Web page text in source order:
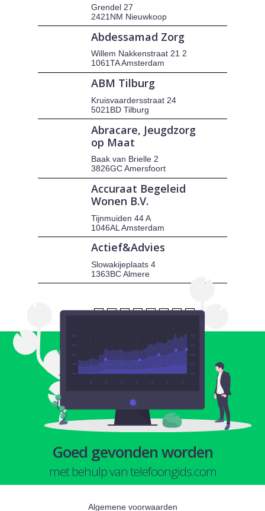
Grendel 27
2421NM Nieuwkoop
Abdessamad Zorg
Willem Nakkenstraat 21 2
1061TA Amsterdam
ABM Tilburg
Kruisvaardersstraat 24
5021BD Tilburg
Abracare, Jeugdzorg
op Maat
Baak van Brielle 2
3826GC Amersfoort
Accuraat Begeleid
Wonen B.V.
Tijnmuiden 44 A
1046AL Amsterdam
Actief&Advies
Slowakijeplaats 4
1363BC Almere
Goed gevonden worden
met behulp van telefoongids.com
Algemene voorwaarden